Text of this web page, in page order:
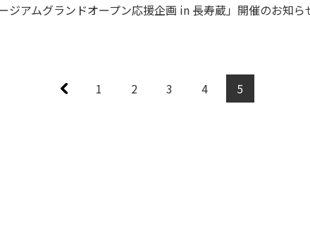
ジアムグランドオープン応援企画 in 長寿蔵」開催のお知ら
1 2 3 4 5